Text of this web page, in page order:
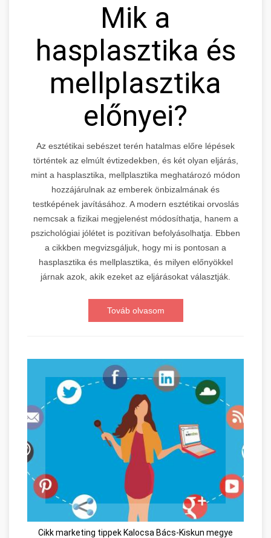
Mik a
hasplasztika és
mellplasztika
előnyei?
Az esztétikai sebészet terén hatalmas előre lépések
történtek az elmúlt évtizedekben, és két olyan eljárás,
mint a hasplasztika, mellplasztika meghatározó módon
hozzájárulnak az emberek önbizalmának és
testképének javításához. A modern esztétikai orvoslás
nemcsak a fizikai megjelenést módosíthatja, hanem a
pszichológiai jólétet is pozitívan befolyásolhatja. Ebben
a cikkben megvizsgáljuk, hogy mi is pontosan a
hasplasztika és mellplasztika, és milyen előnyökkel
járnak azok, akik ezeket az eljárásokat választják.
Továb olvasom
Cikk marketing tippek Kalocsa Bács-Kiskun megye